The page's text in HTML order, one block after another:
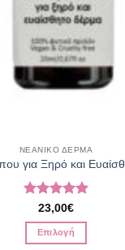
ΝΕΑΝΙΚΟ ΔΕΡΜΑ
για Ξηρό και
Βαθμολογήθηκε
με5από 5
23,00€
Επιλογή